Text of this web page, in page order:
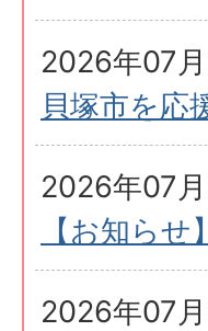
2026年07
貝塚市を応
2026年07
【お知ら
2026年07